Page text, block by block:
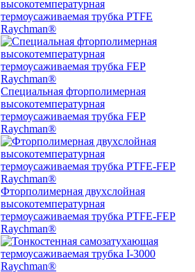
высокотемпературная
термоусаживаемая трубка PTFE
Raychman®
Специальная фторполимерная
высокотемпературная
термоусаживаемая трубка FEP
Raychman®
Фторполимерная двухслойная
высокотемпературная
термоусаживаемая трубка PTFE-FEP
Raychman®